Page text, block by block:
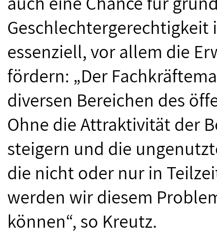
Geschlechtergerechtigkeit
essenziell, vor allem die
fördern: „Der
diversen Bereichen des
Ohne die Attraktivität der
steigern und die
die nicht oder nur in
werden wir diesem
können“, so Kreutz.